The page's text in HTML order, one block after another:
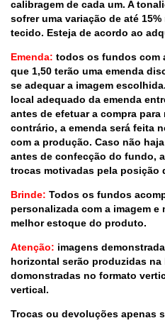
calibragem de cada um. A
sofrer uma variação de até
tecido. Esteja de acordo ao
Emenda: todos os fundos com
que 1,50 terão uma emenda
se adequar a imagem
local adequado da emenda
antes de efetuar a compra
contrário, a emenda será feita
com a produção. Caso não
antes de confecção do fundo,
trocas motivadas pela posição
Brinde: Todos os fundos
personalizada com a imagem
melhor estoque do produto.
Atenção: imagens
horizontal serão produzidas
domonstradas no formato
vertical.
Trocas ou devoluções apenas